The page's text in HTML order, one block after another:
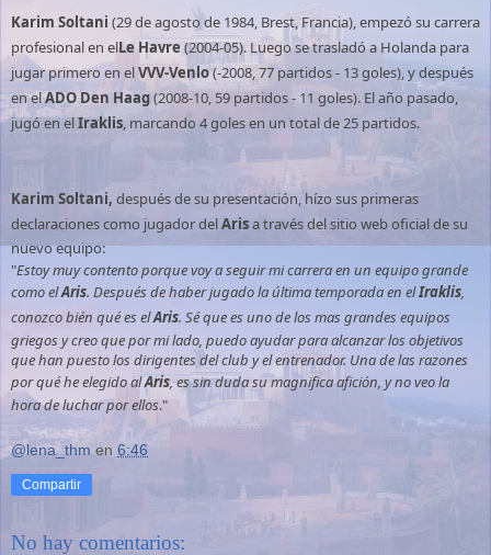
Karim Soltani (29 de agosto de 1984, Brest, Francia), empezó su carrera
profesional en elLe Havre (2004-05). Luego se trasladó a Holanda para
jugar primero en elVVV-Venlo(-2008, 77 partidos - 13 goles), y después
en elADO Den Haag(2008-10, 59 partidos - 11 goles). El año pasado,
jugó en elIraklis , marcando 4 goles en un total de 25 partidos.
Karim Soltani, después de su presentación, hízo sus primeras
declaraciones como jugador delArisa través del sitio web oficial de su
nuevo equipo:
"Estoy muy contento porque voy a seguir mi carrera en un equipo grande
como elAris. Después de haber jugado la última temporada en elIraklis
conozco bién qué es elAris. Sé que es uno de los mas grandes equipos
griegos y creo que por mi lado, puedo ayudar para alcanzar los objetivos
que han puesto los dirigentes del club y el entrenador. Una de las razones
por qué he elegido alAris , es sin duda su magnifica afición, y no veo la
hora de luchar por ellos."
@lena_thm en 6:46
Compartir
No hay comentarios: